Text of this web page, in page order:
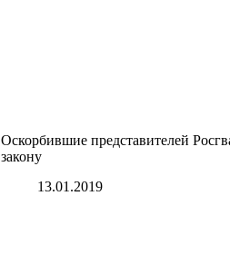
Оскорбившие представителей
закону
13.01.2019